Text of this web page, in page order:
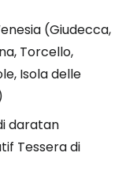
(Giudecca,
Torcello,
Isola delle
daratan
Tessera di